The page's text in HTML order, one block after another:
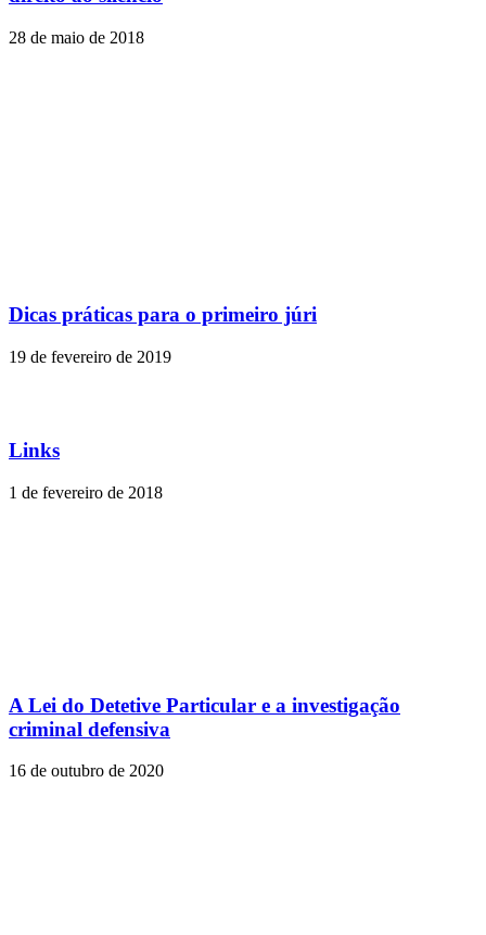
28 de maio de 2018
Dicas práticas para o primeiro júri
19 de fevereiro de 2019
Links
1 de fevereiro de 2018
A Lei do Detetive Particular e a investigação
criminal defensiva
16 de outubro de 2020